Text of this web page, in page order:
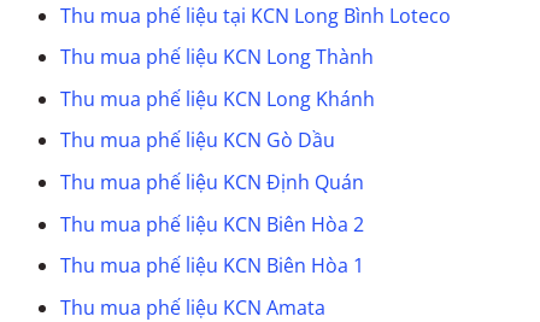
Thu mua phế liệu tại KCN Long Bình Loteco
Thu mua phế liệu KCN Long Thành
Thu mua phế liệu KCN Long Khánh
Thu mua phế liệu KCN Gò Dầu
Thu mua phế liệu KCN Định Quán
Thu mua phế liệu KCN Biên Hòa 2
Thu mua phế liệu KCN Biên Hòa 1
Thu mua phế liệu KCN Amata